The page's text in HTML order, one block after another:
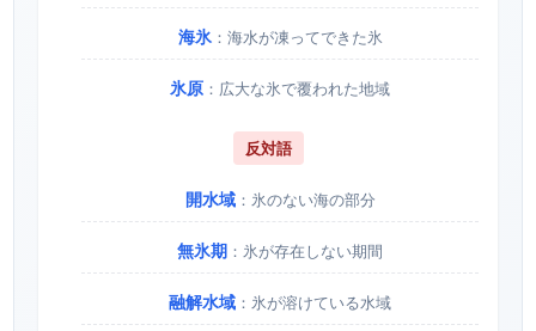
海氷：海水が凍ってできた氷
氷原 ：広大な氷で覆われた地域
反対語
開水域：氷のない海の部分
無氷期 ：氷が存在しない期間
融解水域 ：氷が溶けている水域